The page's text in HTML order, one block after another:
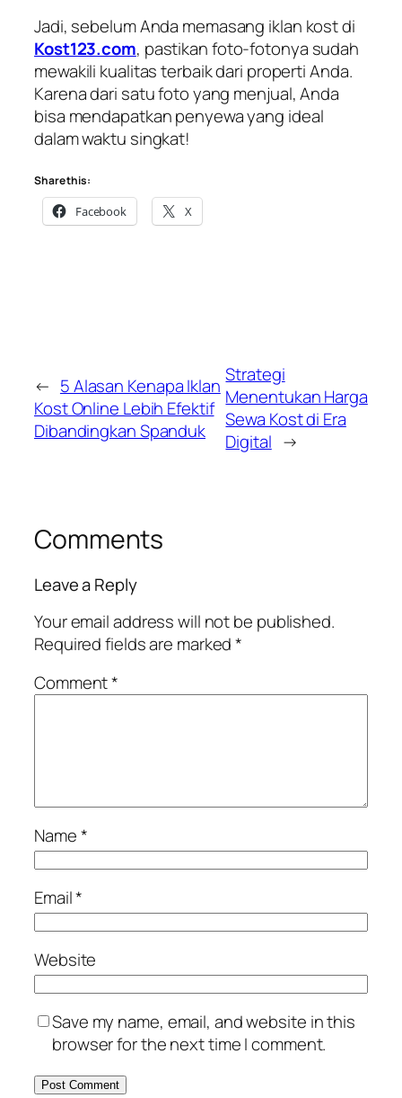
Jadi, sebelum Anda memasang iklan kost di
Kost123.com, pastikan foto-fotonya sudah
mewakili kualitas terbaik dari properti Anda.
Karena dari satu foto yang menjual, Anda
bisa mendapatkan penyewa yang ideal
dalam waktu singkat!
Share this:
Facebook X
← 5 Alasan Kenapa Iklan
Kost Online Lebih Efektif
Dibandingkan Spanduk
Strategi
Menentukan Harga
Sewa Kost di Era
Digital →
Comments
Leave a Reply
Your email address will not be published.
Required fields are marked*
Comment*
Name*
Email*
Website
Save my name, email, and website in this
browser for the next time I comment.